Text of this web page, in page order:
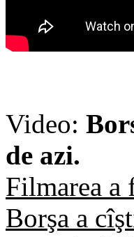
Video:
de azi.
Filmarea a
Borşa a